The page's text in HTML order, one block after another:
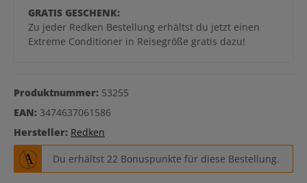
GRATIS GESCHENK:
Zu jeder Redken Bestellung erhältst du jetzt einen
Extreme Conditioner in Reisegröße gratis dazu!
Produktnummer: 53255
EAN: 3474637061586
Hersteller: Redken
Du erhältst 22 Bonuspunkte für diese Bestellung.